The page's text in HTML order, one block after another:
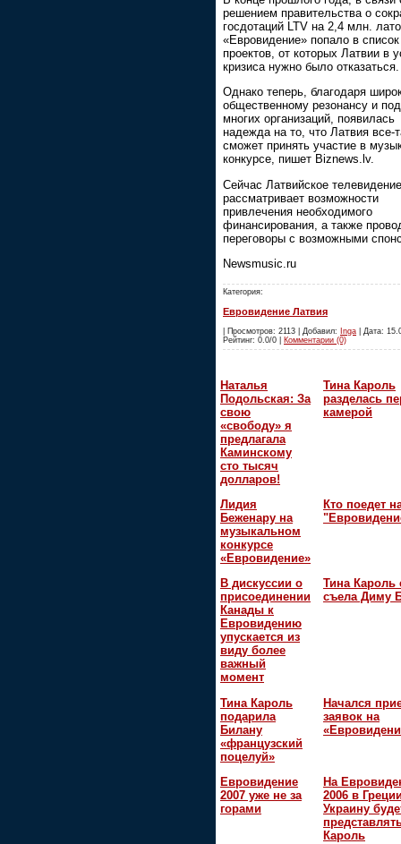
решением правительства о
госдотаций LTV на 2,4 млн.
«Евровидение» попало в список
проектов, от которых Латвии в
кризиса нужно было отказаться.
Однако теперь, благодаря
общественному резонансу и
многих организаций, появилась
надежда на то, что Латвия все-
сможет принять участие в
конкурсе, пишет Biznews.lv.
Сейчас Латвийское телевидение
рассматривает возможности
привлечения необходимого
финансирования, а также
переговоры с возможными
Newsmusic.ru
Категория:
Евровидение Латвия
| Просмотров: 2113 | Добавил: Inga | Дата:
Рейтинг: 0.0/0 | Комментарии (0)
Наталья
Подольская: За
свою
«свободу» я
предлагала
Каминскому
сто тысяч
долларов!
Тина Кароль
разделась
камерой
Лидия
Беженару на
музыкальном
конкурсе
«Евровидение»
Кто поедет
В дискуссии о
присоединении
Канады к
Евровидению
упускается из
виду более
важный
момент
Тина Кароль
съела Диму
Тина Кароль
подарила
Билану
«французский
поцелуй»
Начался
заявок на
Евровидение
2007 уже не за
горами
На
2006 в
Украину
Кароль